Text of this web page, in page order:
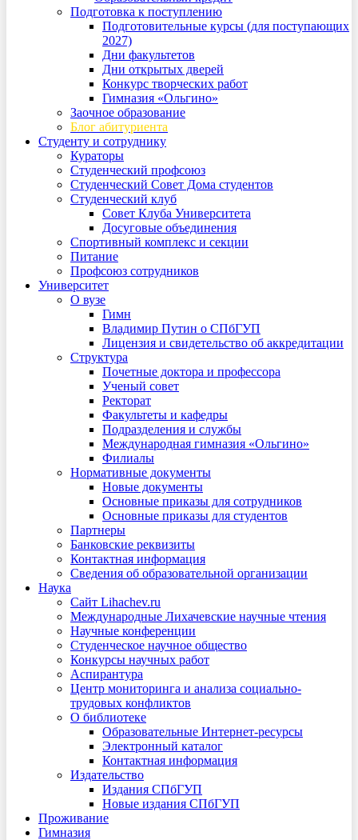
Подготовка к поступлению
Подготовительные курсы (для поступающих
2027)
Дни факультетов
Дни открытых дверей
Конкурс творческих работ
Гимназия «Ольгино»
Заочное образование
Блог абитуриента
Студенту и сотруднику
Кураторы
Студенческий профсоюз
Студенческий Совет Дома студентов
Студенческий клуб
Совет Клуба Университета
Досуговые объединения
Спортивный комплекс и секции
Питание
Профсоюз сотрудников
Университет
О вузе
Гимн
Владимир Путин о СПбГУП
Лицензия и свидетельство об аккредитации
Структура
Почетные доктора и профессора
Ученый совет
Ректорат
Факультеты и кафедры
Подразделения и службы
Международная гимназия «Ольгино»
Филиалы
Нормативные документы
Новые документы
Основные приказы для сотрудников
Основные приказы для студентов
Партнеры
Банковские реквизиты
Контактная информация
Сведения об образовательной организации
Наука
Сайт Lihachev.ru
Международные Лихачевские научные чтения
Научные конференции
Студенческое научное общество
Конкурсы научных работ
Аспирантура
Центр мониторинга и анализа социально-
трудовых конфликтов
О библиотеке
Образовательные Интернет-ресурсы
Электронный каталог
Контактная информация
Издательство
Издания СПбГУП
Новые издания СПбГУП
Проживание
Гимназия